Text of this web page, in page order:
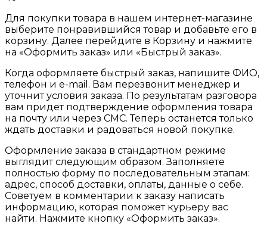
Для покупки товара в нашем интернет-магазине
выберите понравившийся товар и добавьте его в
корзину. Далее перейдите в Корзину и нажмите
на «Оформить заказ» или «Быстрый заказ».
Когда оформляете быстрый заказ, напишите ФИО,
телефон и e-mail. Вам перезвонит менеджер и
уточнит условия заказа. По результатам разговора
вам придет подтверждение оформления товара
на почту или через СМС. Теперь останется только
ждать доставки и радоваться новой покупке.
Оформление заказа в стандартном режиме
выглядит следующим образом. Заполняете
полностью форму по последовательным этапам:
адрес, способ доставки, оплаты, данные о себе.
Советуем в комментарии к заказу написать
информацию, которая поможет курьеру вас
найти. Нажмите кнопку «Оформить заказ».